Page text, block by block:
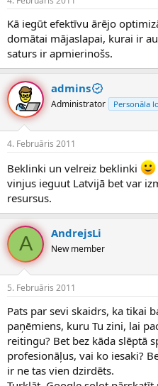
n
a
u
z
s
ā
c
ē
j
s
a
t
u
m
s
Kā iegūt efektīvu ārējo
domātai mājaslapai, kurai ir
saturs ir apmierinošs.
admins
Administrator Personāla
4. Februāris 2011
Beklinki un velreiz beklinki
vinjus ieguut Latvijā bet var
resursus.
A AndrejsLi
New member
5. Februāris 2011
Pats par sevi skaidrs, ka tikai
paņēmiens, kuru Tu zini, lai
reitingu? Bet bez kāda slēptā
profesionāļus, vai ko iesaki?
ir ne tas vien dzirdēts.